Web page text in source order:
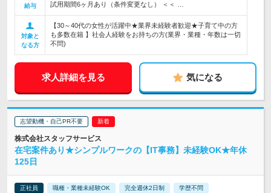
給与
試用期間6ヶ月あり（条件変更なし） ＜＜ …
対象と
なる方
【30～40代の女性が活躍中★業界未経験者歓迎★子育て中の方
も多数在籍 】社会人経験をお持ちの方(業界・業種・年数は一切
不問)
求人詳細を見る 気になる
志望動機・自己PR不要
株式会社スタッフサービス
在宅案件あり★シンプルワークの【IT事務】未経験OK★年休
125日
正社員 職種・業種未経験OK 完全週休2日制 学歴不問